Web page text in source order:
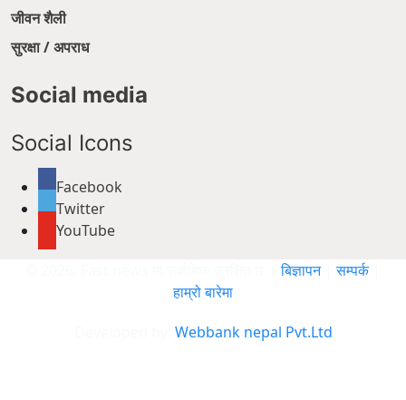
जीवन शैली
सुरक्षा / अपराध
Social media
Social Icons
Facebook
Twitter
YouTube
© 2026: Fast news मा सर्वाधिक सुरक्षित छ ।बिज्ञापन|सम्पर्क
हाम्रो बारेमा
Webbank nepal Pvt.Ltd